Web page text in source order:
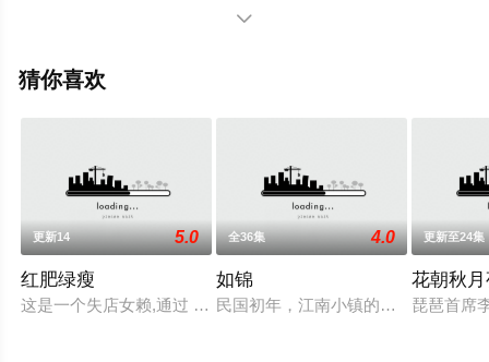
河,董宝石,雷佳音,扈耀之,张哲华,詹鑫,谭希和,任程伟,白志
刘巴特尔,宗俊涛,鞠帛展,刘闯,宋熹,王正权,荣飞等明星演员
剧情网等平台了解。

猜你喜欢
更新14 5.0
红肥绿瘦
这是一个失店女赖,通过 AR 技术,进入游戏治愈情伤的故事。游
全36集 4.0
如锦
民国初年，江南小镇的两家最有名的
更新至24集
花朝秋
琵琶首席